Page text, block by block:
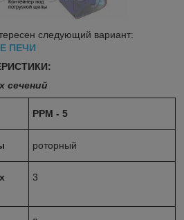
следующий вариант:
ПЕЧИ
сечений
РРМ - 5
роторный
3